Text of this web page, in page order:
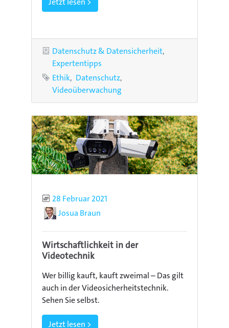
Kategorien
Datenschutz & Datensicherheit
Expertentipps
Schlagworte
Ethik Datenschutz
Videoüberwachung
Publiziert
28 Februar 2021
AutorJosua Braun
Wirtschaftlichkeit in der
Videotechnik
Wer billig kauft, kauft zweimal – Das gilt
auch in der Videosicherheitstechnik.
Sehen Sie selbst.
Jetzt lesen >